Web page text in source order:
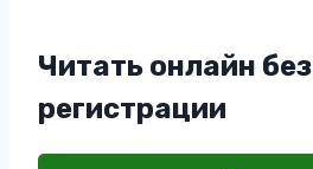
Читать онлайн без
регистрации